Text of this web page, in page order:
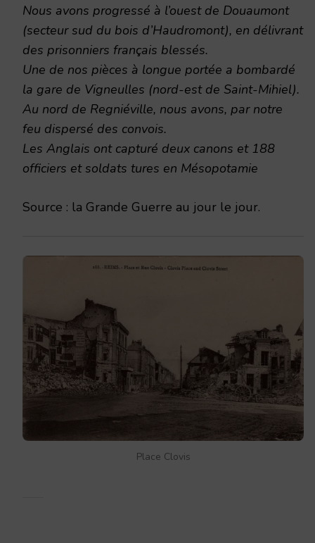
Nous avons progressé à l’ouest de Douaumont
(secteur sud du bois d’Haudromont), en délivrant
des prisonniers français blessés.
Une de nos pièces à longue portée a bombardé
la gare de Vigneulles (nord-est de Saint-Mihiel).
Au nord de Regniéville, nous avons, par notre
feu dispersé des convois.
Les Anglais ont capturé deux canons et 188
officiers et soldats tures en Mésopotamie
Source : la Grande Guerre au jour le jour.
Place Clovis